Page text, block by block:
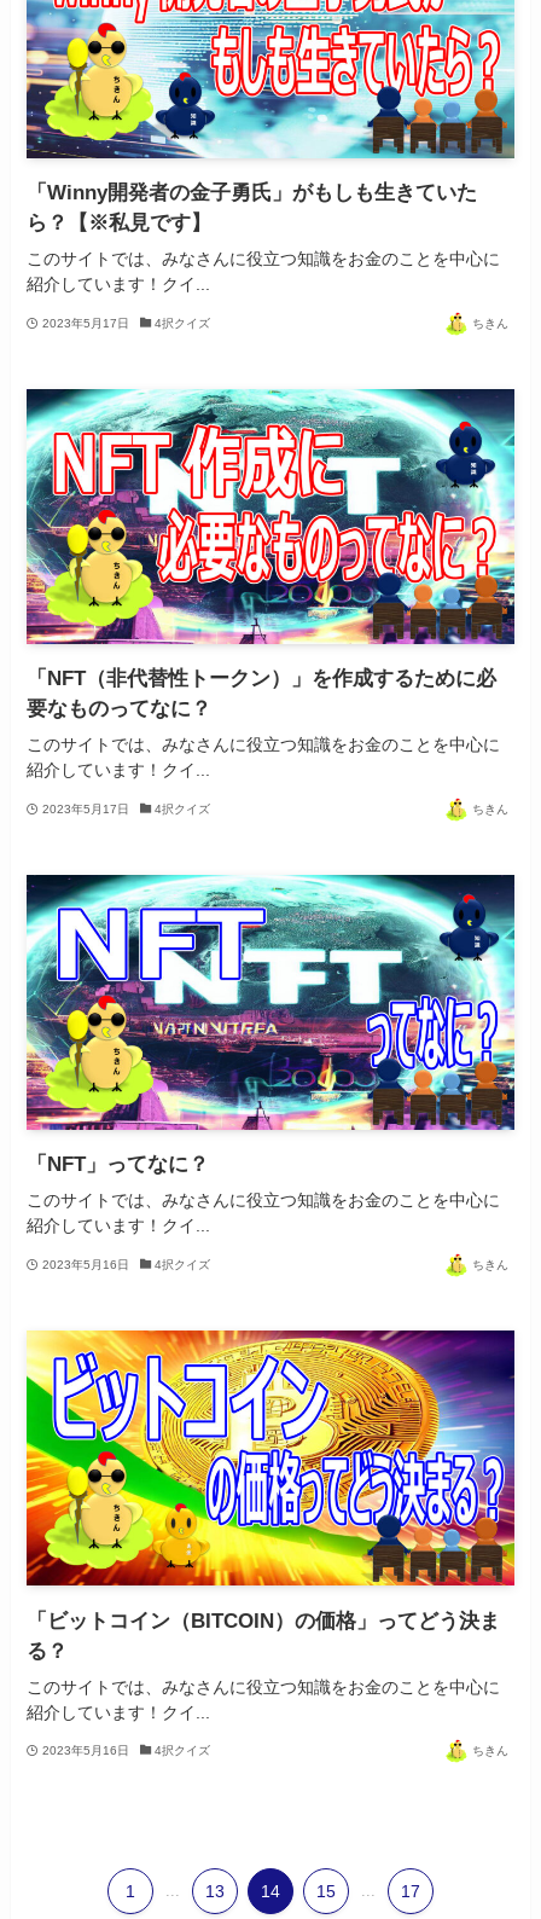
「Winny開発者の金子勇氏」がもしも生きていた
ら？【※私見です】
このサイトでは、みなさんに役立つ知識をお金のことを中心に
紹介しています！クイ...
2023年5月17日 4択クイズ ちきん
「NFT（非代替性トークン）」を作成するために必
要なものってなに？
このサイトでは、みなさんに役立つ知識をお金のことを中心に
紹介しています！クイ...
2023年5月17日 4択クイズ ちきん
「NFT」ってなに？
このサイトでは、みなさんに役立つ知識をお金のことを中心に
紹介しています！クイ...
2023年5月16日 4択クイズ ちきん
「ビットコイン（BITCOIN）の価格」ってどう決ま
る？
このサイトでは、みなさんに役立つ知識をお金のことを中心に
紹介しています！クイ...
2023年5月16日 4択クイズ ちきん
1 ... 13 14 15 ... 17